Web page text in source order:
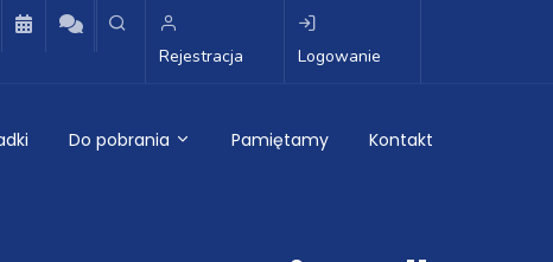
Rejestracja Logowanie
Do pobrania Pamiętamy Kontakt